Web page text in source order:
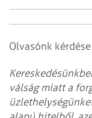
Olvasónk kérdése
válság miatt a